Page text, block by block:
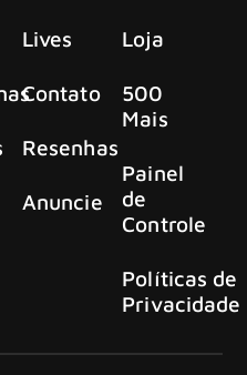
Lives
Contato
Resenhas
Anuncie
Loja
500
Mais
Painel
de
Controle
Políticas de
Privacidade